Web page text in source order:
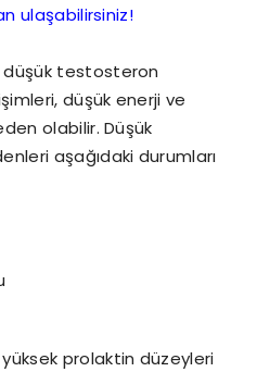
ulaşabilirsiniz!
düşük testosteron
düşük enerji ve
olabilir. Düşük
aşağıdaki durumları
prolaktin düzeyleri